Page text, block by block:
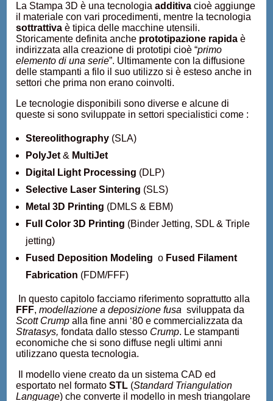
La Stampa 3D è una tecnologiaadditiva cioè aggiunge
il materiale con vari procedimenti, mentre la tecnologia
sottrattiva è tipica delle macchine utensili.
Storicamente definita anche prototipazione rapida è
indirizzata alla creazione di prototipi cioè “primo
elemento di una serie”. Ultimamente con la diffusione
delle stampanti a filo il suo utilizzo si è esteso anche in
settori che prima non erano coinvolti.
Le tecnologie disponibili sono diverse e alcune di
queste si sono sviluppate in settori specialistici come :
Stereolithography (SLA)
PolyJet & MultiJet
Digital Light Processing (DLP)
Selective Laser Sintering (SLS)
Metal 3D Printing (DMLS & EBM)
Full Color 3D Printing (Binder Jetting, SDL & Triple
jetting)
Fused Deposition Modeling o Fused Filament
Fabrication (FDM/FFF)
In questo capitolo facciamo riferimento soprattutto alla
FFF,modellazione a deposizione fusa sviluppata da
Scott Crump alla fine anni ‘80 e commercializzata da
Stratasys, fondata dallo stesso Crump. Le stampanti
economiche che si sono diffuse negli ultimi anni
utilizzano questa tecnologia.
Il modello viene creato da un sistema CAD ed
esportato nel formatoSTL (Standard Triangulation
Language) che converte il modello in mesh triangolare